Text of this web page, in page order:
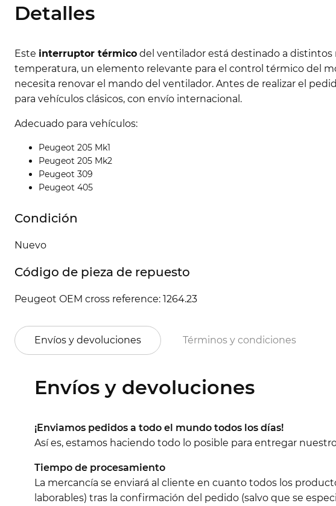
Detalles
Este interruptor térmico del ventilador está destinado a distintos
temperatura, un elemento relevante para el control térmico del
necesita renovar el mando del ventilador. Antes de realizar el
para vehículos clásicos, con envío internacional.
Adecuado para vehículos:
Peugeot 205 Mk1
Peugeot 205 Mk2
Peugeot 309
Peugeot 405
Condición
Nuevo
Código de pieza de repuesto
Peugeot OEM cross reference: 1264.23
Envíos y devoluciones Términos y condiciones
Envíos y devoluciones
¡Enviamos pedidos a todo el mundo todos los días!
Así es, estamos haciendo todo lo posible para entregar
Tiempo de procesamiento
La mercancía se enviará al cliente en cuanto todos los
laborables) tras la confirmación del pedido (salvo que se